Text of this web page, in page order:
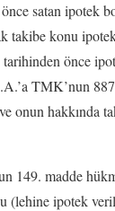
satan ipotek
takibe konu
önce
TMK’nun
onun hakkında
149. madde
(lehine ipotek